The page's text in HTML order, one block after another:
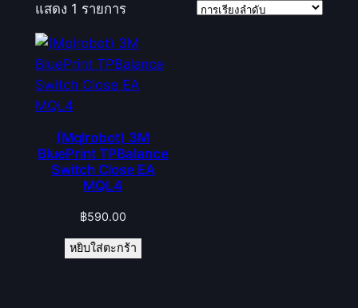
แสดง 1 รายการ
(Mqlrobot) 3M
BluePrint TPBalance
Switch Close EA
MQL4
฿590.00
หยิบใส่ตะกร้า